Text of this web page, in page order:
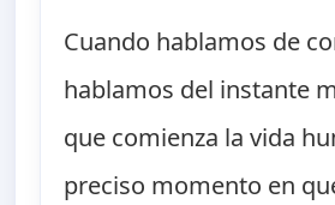
Cuando hablamos de
hablamos del instante
que comienza la vida
preciso momento en